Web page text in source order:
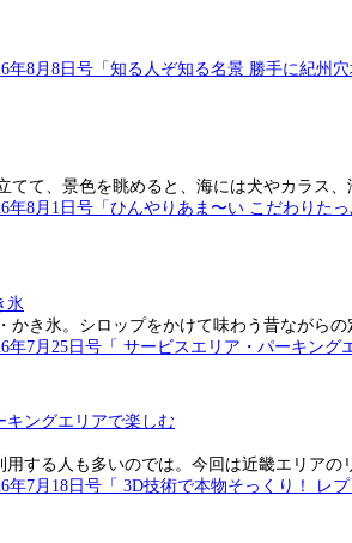
てて、景色を眺めると、海には犬やカラス
氷
かき氷。シロップをかけて味わう昔ながら
キングエリアで楽しむ
用する人も多いのでは。今回は近畿エリア